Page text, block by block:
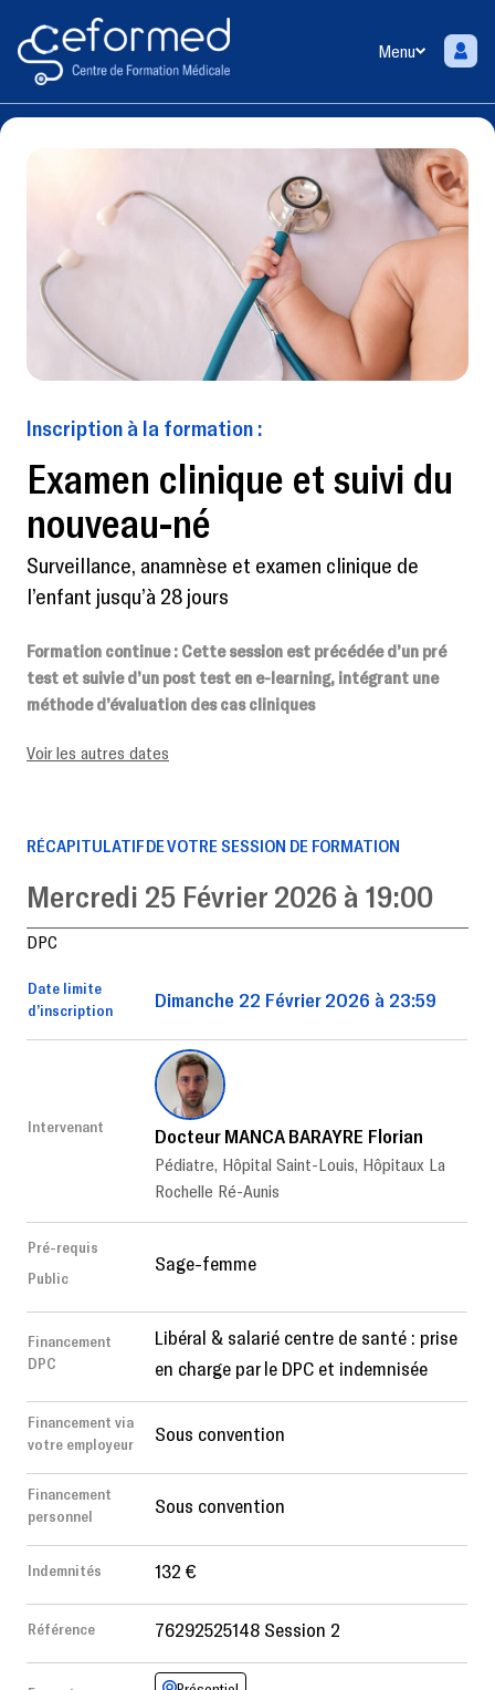
Menu
Inscription à la formation :
Examen clinique et suivi du
nouveau-né
Surveillance, anamnèse et examen clinique de
l’enfant jusqu’à 28 jours
Formation continue: Cette session est précédée d’un pré
test et suivie d’un post test en e-learning, intégrant une
méthode d’évaluation des cas cliniques
Voir les autres dates
RÉCAPITULATIF DE VOTRE SESSION DE FORMATION
Mercredi 25 Février 2026 à 19:00
DPC
Date limite
d’inscription
Dimanche 22 Février 2026 à 23:59
Intervenant Docteur MANCA BARAYRE Florian
Pédiatre, Hôpital Saint-Louis, Hôpitaux La
Rochelle Ré-Aunis
Pré-requis
Public
Sage-femme
Financement
DPC
Libéral & salarié centre de santé : prise
en charge par le DPC et indemnisée
Financement via
votre employeur
Sous convention
Financement
personnel
Sous convention
Indemnités 132 €
Référence 76292525148 Session 2